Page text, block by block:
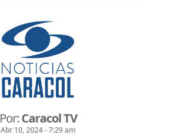
Por:Caracol TV
Abr 10, 2024 - 7:29 am